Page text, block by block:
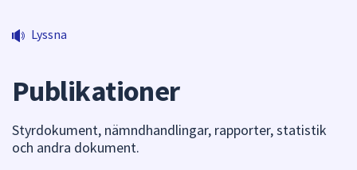
kommer
Lyssna
Publikationer
Styrdokument, nämndhandlingar, rapporter, statistik
och andra dokument.